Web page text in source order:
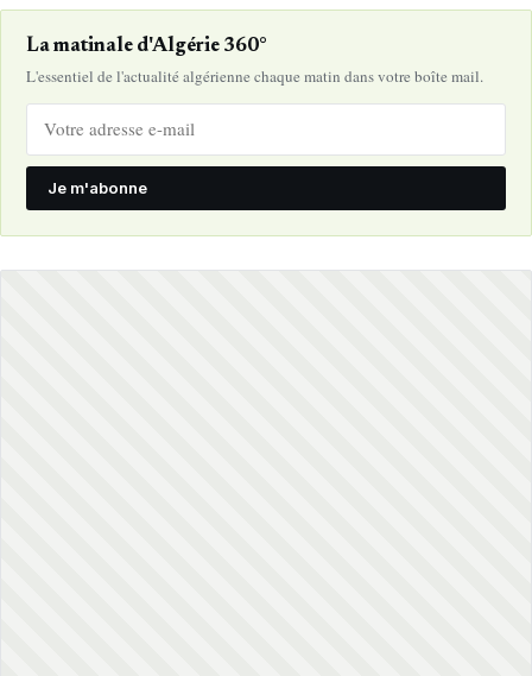
La matinale d'Algérie 360°
L'essentiel de l'actualité algérienne chaque matin dans votre boîte mail.
Je m'abonne